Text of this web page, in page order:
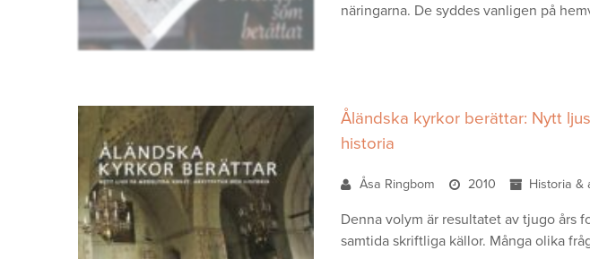
näringarna. De syddes vanligen på
Åländska kyrkor berättar: Nytt
historia
Åsa Ringbom 2010 Historia &
Denna volym är resultatet av tjugo års
samtida skriftliga källor. Många olika